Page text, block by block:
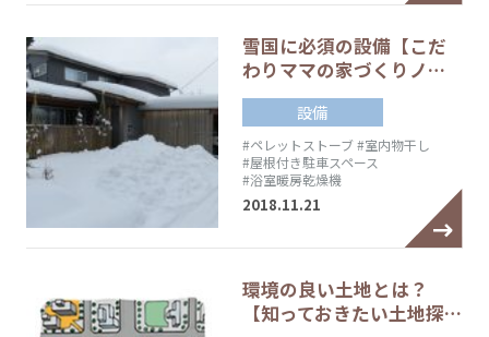
雪国に必須の設備【こだ
わりママの家づくりノ…
設備
#ペレットストーブ#室内物干し
#屋根付き駐車スペース
#浴室暖房乾燥機
2018.11.21
環境の良い土地とは？
【知っておきたい土地探…